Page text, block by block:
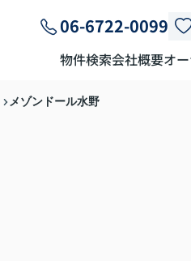
06-6722-0099
物件検索会社概要オ
メゾンドール水野